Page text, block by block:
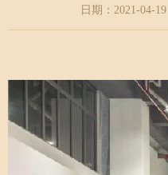
日期：2021-04-19